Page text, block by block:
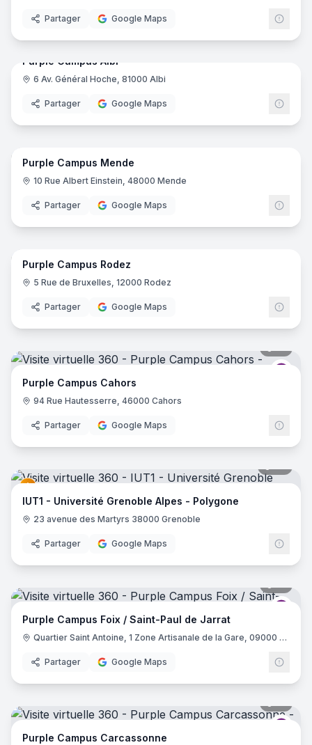
Partager Google Maps
15
Purple Campus Albi
6 Av. Général Hoche, 81000 Albi
Partager Google Maps
16
Purple Campus Mende
10 Rue Albert Einstein, 48000 Mende
Partager Google Maps
22
Purple Campus Rodez
5 Rue de Bruxelles, 12000 Rodez
Partager Google Maps
Purple Campus Cahors
94 Rue Hautesserre, 46000 Cahors
Partager Google Maps
IUT1 - Université Grenoble Alpes - Polygone
23 avenue des Martyrs 38000 Grenoble
Partager Google Maps
Purple Campus Foix / Saint-Paul de Jarrat
Quartier Saint Antoine, 1 Zone Artisanale de la Gare, 09000 Saint-Paul-de-Jarrat
Partager Google Maps
Purple Campus Carcassonne